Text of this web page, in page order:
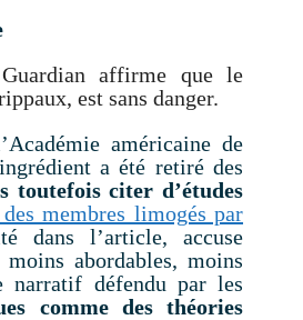
affirme que le
est sans danger.
américaine de
a été retiré des
toutefois citer d’études
membres limogés par
dans l’article, accuse
moins abordables, moins
narratif défendu par les
comme des théories